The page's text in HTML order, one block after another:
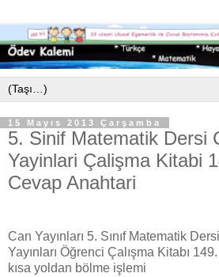
15 Mayıs 2013 Çarşamba
5. Sinif Matematik Dersi
Yayinlari Çalişma Kitabi
Cevap Anahtari
Can Yayınları 5. Sınıf Matematik
Yayınları Öğrenci Çalışma Kitabı
kısa yoldan bölme işlemi